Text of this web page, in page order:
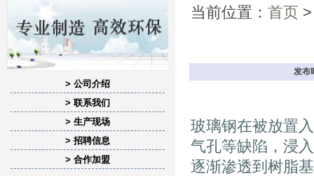
> 公司介绍
> 联系我们
> 生产现场
> 招聘信息
> 合作加盟
当前位置： 首页
发布
玻璃钢在被放置
气孔等缺陷，浸
逐渐渗透到树脂